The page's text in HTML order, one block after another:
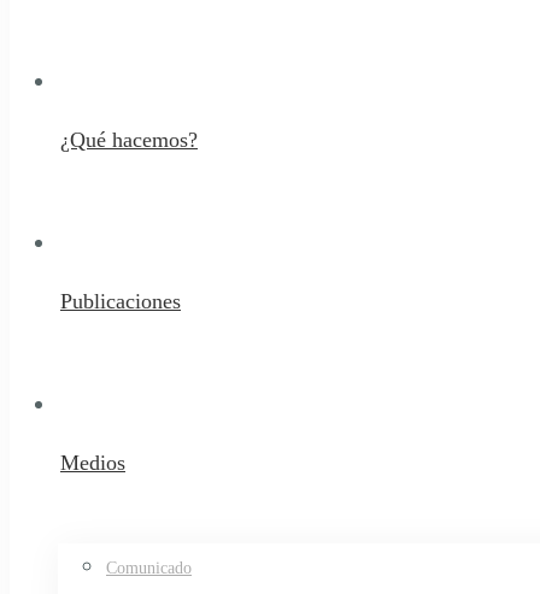
¿Qué hacemos?
Publicaciones
Medios
Comunicado